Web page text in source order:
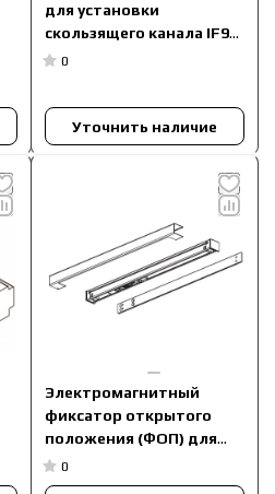
для установки
скользящего канала IF96
(15 мм) в профильную
0
Уточнить наличие
Электромагнитный
фиксатор открытого
положения (ФОП) для
F92, F92 арт. 301000001
0